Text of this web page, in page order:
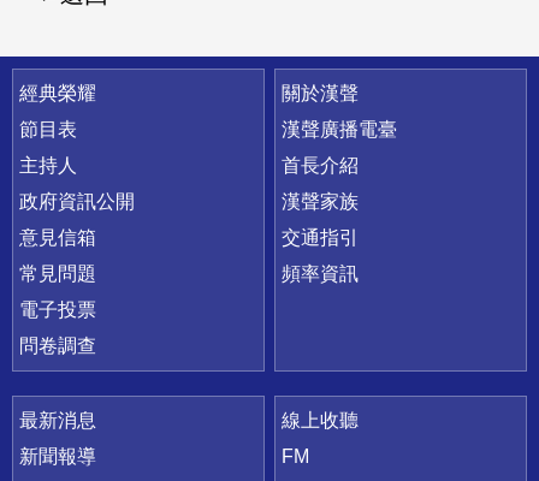
快速連結
經典榮耀
節目表
主持人
政府資訊公開
意見信箱
常見問題
電子投票
問卷調查
關於漢聲
漢聲廣播電臺
首長介紹
漢聲家族
交通指引
頻率資訊
最新消息
新聞報導
線上收聽
FM